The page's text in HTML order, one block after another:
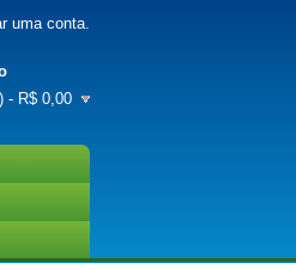
uma conta.
- R$ 0,00